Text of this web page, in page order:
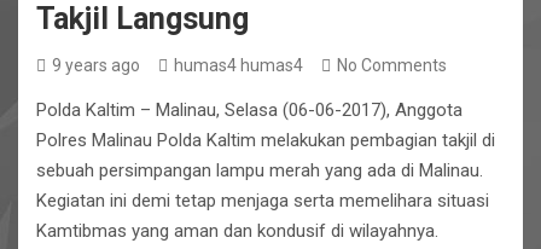
Takjil Langsung
9 years ago humas4 humas4 No Comments
Polda Kaltim – Malinau, Selasa (06-06-2017), Anggota
Polres Malinau Polda Kaltim melakukan pembagian takjil di
sebuah persimpangan lampu merah yang ada di Malinau.
Kegiatan ini demi tetap menjaga serta memelihara situasi
Kamtibmas yang aman dan kondusif di wilayahnya.